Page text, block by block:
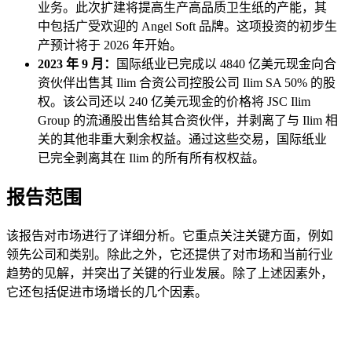
业务。此次扩建将提高生产高品质卫生纸的产能，其
中包括广受欢迎的 Angel Soft 品牌。这项投资的初步生
产预计将于 2026 年开始。
2023 年 9 月：
国际纸业已完成以 4840 亿美元现金向合
资伙伴出售其 Ilim 合资公司控股公司 Ilim SA 50% 的股
权。该公司还以 240 亿美元现金的价格将 JSC Ilim
Group 的流通股出售给其合资伙伴，并剥离了与 Ilim 相
关的其他非重大剩余权益。通过这些交易，国际纸业
已完全剥离其在 Ilim 的所有所有权权益。
报告范围
该报告对市场进行了详细分析。它重点关注关键方面，例如
领先公司和类别。除此之外，它还提供了对市场和当前行业
趋势的见解，并突出了关键的行业发展。除了上述因素外，
它还包括促进市场增长的几个因素。